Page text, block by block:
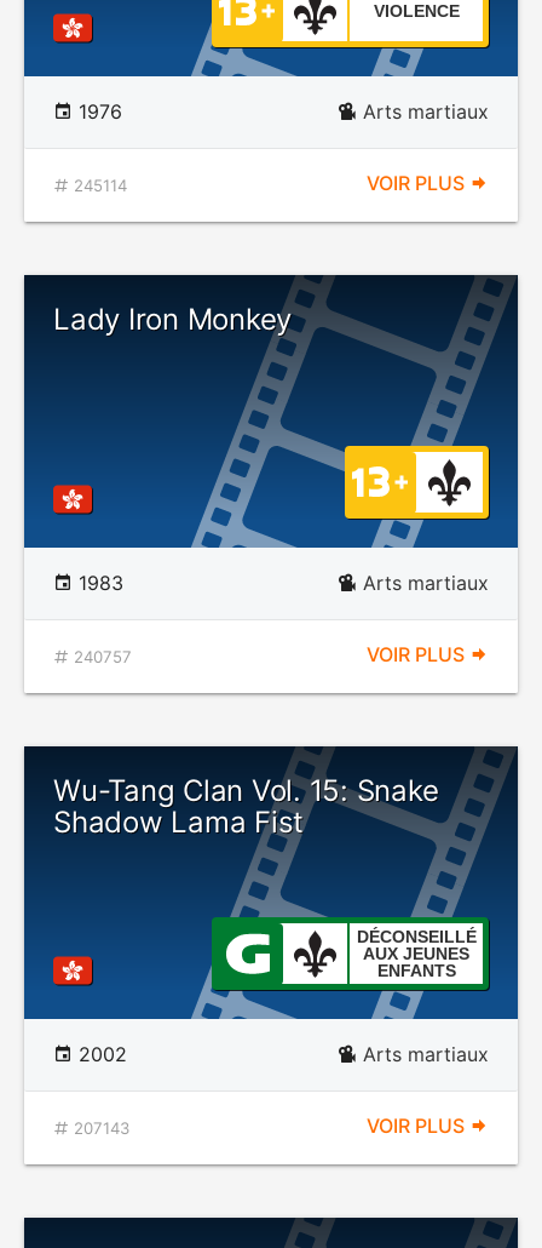
VIOLENCE
1976 Arts martiaux
245114 VOIR PLUS
Lady Iron Monkey
1983 Arts martiaux
240757 VOIR PLUS
Wu-Tang Clan Vol. 15: Snake
Shadow Lama Fist
DÉCONSEILLÉ
AUX JEUNES
ENFANTS
2002 Arts martiaux
207143 VOIR PLUS